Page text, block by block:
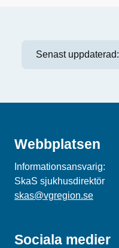
Senast uppdaterad:
Webbplatsen
Informationsansvarig:
SkaS sjukhusdirektör
skas@vgregion.se
Sociala medier